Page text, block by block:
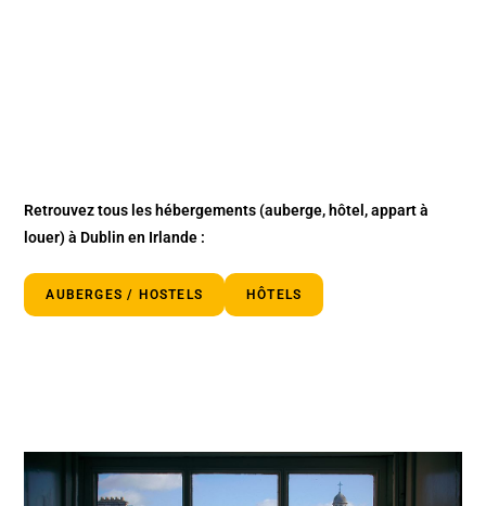
Retrouvez tous les hébergements(auberge, hôtel, appart à
louer) à Dublin en Irlande :
AUBERGES / HOSTELS HÔTELS